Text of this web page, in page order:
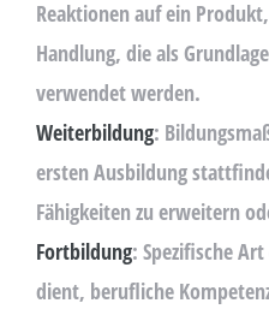
Reaktionen auf ein
Handlung, die als
verwendet werden.
Weiterbildung:
ersten Ausbildung
Fähigkeiten zu erweitern
Fortbildung: Spezifische
dient, berufliche